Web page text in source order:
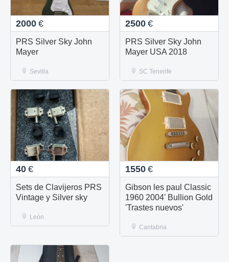
2000 €
PRS Silver Sky John
Mayer
Sevilla
2500 €
PRS Silver Sky John
Mayer USA 2018
SC Tenerife
40 €
Sets de Clavijeros PRS
Vintage y Silver sky
León
1550 €
Gibson les paul Classic
1960 2004' Bullion Gold
'Trastes nuevos'
Cantabria